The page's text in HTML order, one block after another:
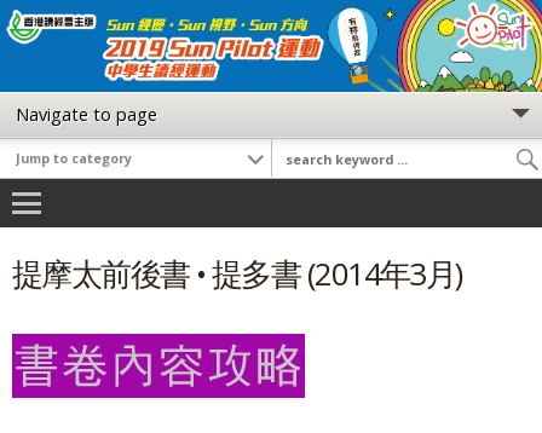
提摩太前後書 • 提多書 (2014年3月)